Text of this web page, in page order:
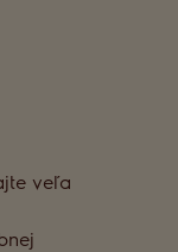
veľa